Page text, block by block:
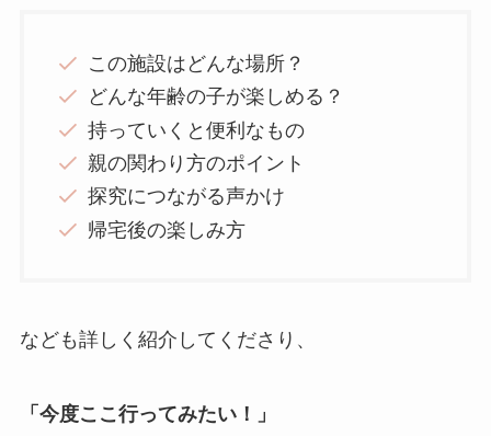
この施設はどんな場所？
どんな年齢の子が楽しめる？
持っていくと便利なもの
親の関わり方のポイント
探究につながる声かけ
帰宅後の楽しみ方
なども詳しく紹介してくださり、
「今度ここ行ってみたい！」